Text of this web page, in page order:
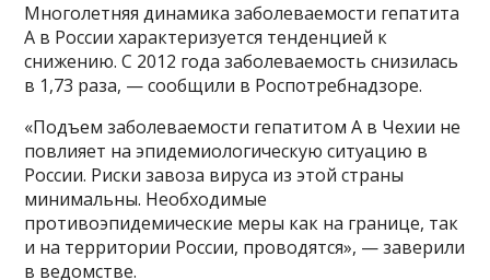
Многолетняя динамика заболеваемости гепатита
А в России характеризуется тенденцией к
снижению. С 2012 года заболеваемость снизилась
в 1,73 раза, — сообщили в Роспотребнадзоре.
«Подъем заболеваемости гепатитом A в Чехии не
повлияет на эпидемиологическую ситуацию в
России. Риски завоза вируса из этой страны
минимальны. Необходимые
противоэпидемические меры как на границе, так
и на территории России, проводятся», — заверили
в ведомстве.